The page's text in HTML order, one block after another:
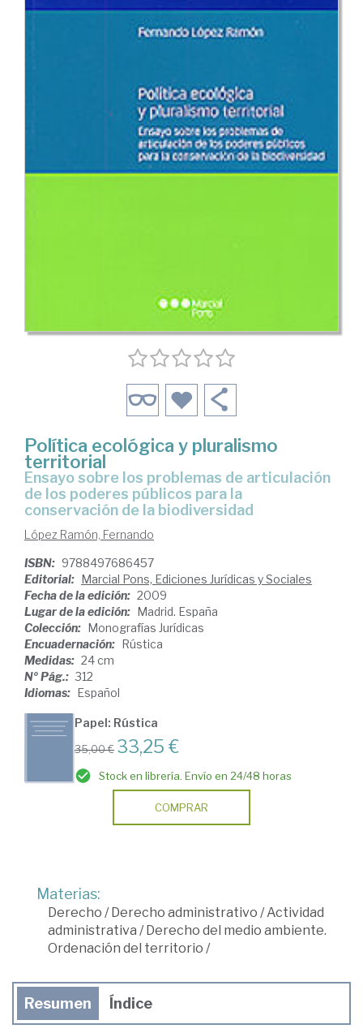
Política ecológica y pluralismo
territorial
ensayo sobre los problemas de articulación
de los poderes públicos para la
conservación de la biodiversidad
López Ramón, Fernando
ISBN: 9788497686457
Editorial: Marcial Pons, Ediciones Jurídicas y Sociales
Fecha de la edición: 2009
Lugar de la edición: Madrid. España
Colección: Monografías Jurídicas
Encuadernación: Rústica
Medidas: 24 cm
Nº Pág.: 312
Idiomas: Español
Papel: Rústica
35,00 € 33,25 €
Stock en librería. Envío en 24/48 horas
COMPRAR
Materias:
Derecho /Derecho administrativo /Actividad
administrativa /Derecho del medio ambiente.
Ordenación del territorio /
Resumen Índice